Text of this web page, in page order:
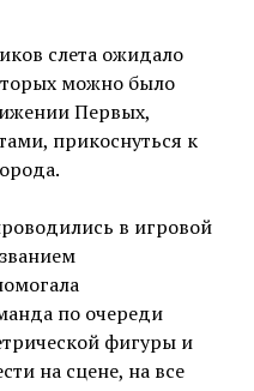
слета ожидало
можно было
Первых,
прикоснуться к
в игровой
по очереди
фигуры и
на сцене, на все